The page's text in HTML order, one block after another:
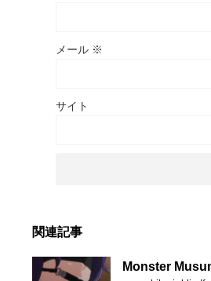
メール ※
サイト
関連記事
Monster